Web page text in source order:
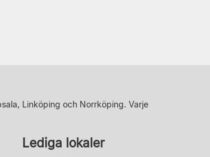
Linköping och Norrköping. Varje
Lediga lokaler